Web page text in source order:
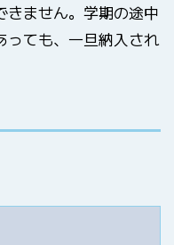
きません。学期の途中
っても、一旦納入され